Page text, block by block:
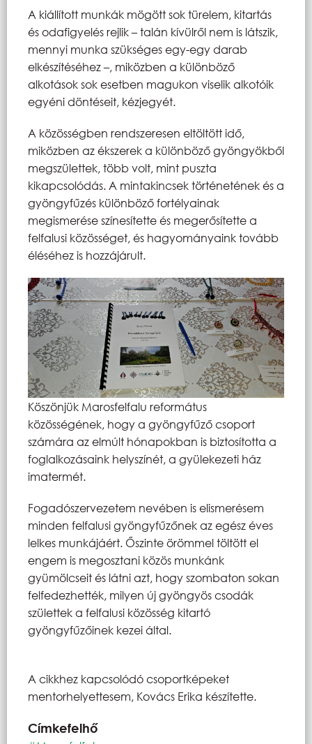
A kiállított munkák mögött sok türelem, kitartás
és odafigyelés rejlik – talán kívülről nem is látszik,
mennyi munka szükséges egy-egy darab
elkészítéséhez –, miközben a különböző
alkotások sok esetben magukon viselik alkotóik
egyéni döntéseit, kézjegyét.
A közösségben rendszeresen eltöltött idő,
miközben az ékszerek a különböző gyöngyökből
megszülettek, több volt, mint puszta
kikapcsolódás. A mintakincsek történetének és a
gyöngyfűzés különböző fortélyainak
megismerése színesítette és megerősítette a
felfalusi közösséget, és hagyományaink tovább
éléséhez is hozzájárult.
Köszönjük Marosfelfalu református
közösségének, hogy a gyöngyfűző csoport
számára az elmúlt hónapokban is biztosította a
foglalkozásaink helyszínét, a gyülekezeti ház
imatermét.
Fogadószervezetem nevében is elismerésem
minden felfalusi gyöngyfűzőnek az egész éves
lelkes munkájáért. Őszinte örömmel töltött el
engem is megosztani közös munkánk
gyümölcseit és látni azt, hogy szombaton sokan
felfedezhették, milyen új gyöngyös csodák
születtek a felfalusi közösség kitartó
gyöngyfűzőinek kezei által.
A cikkhez kapcsolódó csoportképeket
mentorhelyettesem, Kovács Erika készítette.
Címkefelhő